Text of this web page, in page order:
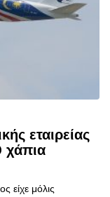
εταιρείας
χάπια
είχε μόλις